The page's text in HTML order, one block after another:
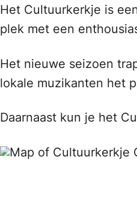
Het Cultuurkerkje is
plek met een
Het nieuwe seizoen
lokale muzikanten het
Daarnaast kun je het